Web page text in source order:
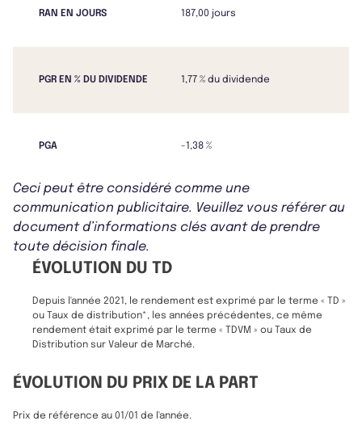
RAN EN JOURS 187,00 jours
PGR EN % DU DIVIDENDE 1,77 % du dividende
PGA -1,38 %
Ceci peut être considéré comme une
communication publicitaire. Veuillez vous référer au
document d’informations clés avant de prendre
toute décision finale.
ÉVOLUTION DU TD
Depuis l'année 2021, le rendement est exprimé par le terme « TD »
ou Taux de distribution*, les années précédentes, ce même
rendement était exprimé par le terme « TDVM » ou Taux de
Distribution sur Valeur de Marché.
ÉVOLUTION DU PRIX DE LA PART
Prix de référence au 01/01 de l'année.